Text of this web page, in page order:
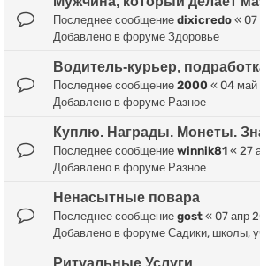
Последнее сообщение dixicredo « 07
Добавлено в форуме Здоровье
Водитель-курьер,
Последнее сообщение 2000 « 04 май
Добавлено в форуме Разное
Куплю. Награды. Монеты.
Последнее сообщение winnik81 « 27
Добавлено в форуме Разное
Ненасытные повара
Последнее сообщение gost « 07 апр
Добавлено в форуме Садики, школы,